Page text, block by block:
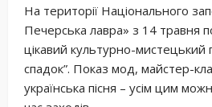
На території Національного
Печерська лавра» з 14 травня
цікавий культурно-мистецький
спадок”. Показ мод, майстер-
українська пісня – усім цим